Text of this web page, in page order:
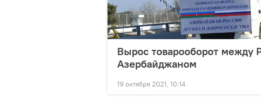
Вырос товарооборот между
Азербайджаном
19 октября 2021, 10:14